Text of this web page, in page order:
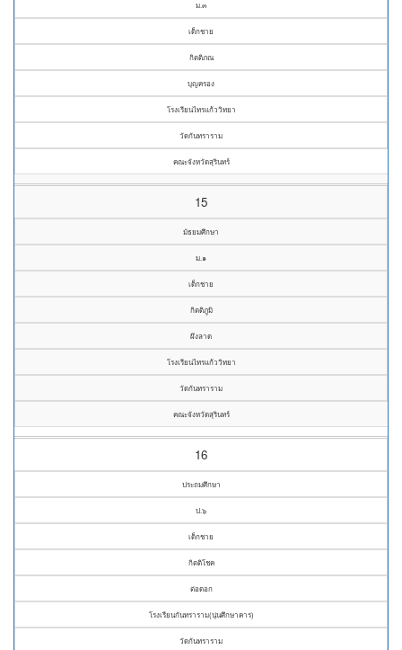
ม.๓
เด็กชาย
กิตติภณ
บุญครอง
โรงเรียนไทรแก้ววิทยา
วัดกันทราราม
คณะจังหวัดสุรินทร์
15
มัธยมศึกษา
ม.๑
เด็กชาย
กิตติภูมิ
ผึงลาด
โรงเรียนไทรแก้ววิทยา
วัดกันทราราม
คณะจังหวัดสุรินทร์
16
ประถมศึกษา
ป.๖
เด็กชาย
กิตติโชค
ต่อดอก
โรงเรียนกันทราราม(นุ่นศึกษาคาร)
วัดกันทราราม